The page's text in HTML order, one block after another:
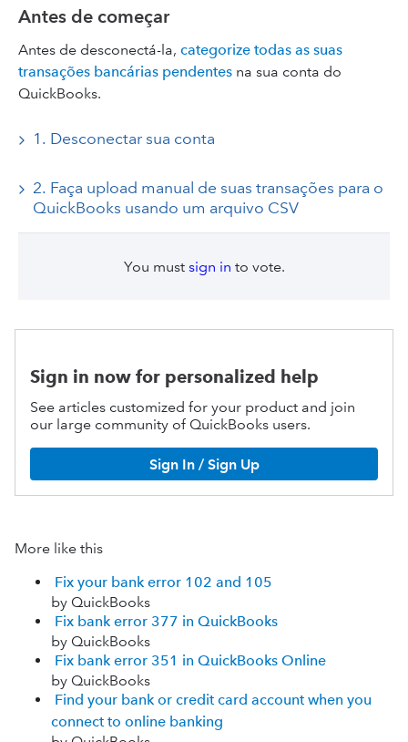
Antes de começar
Antes de desconectá-la, categorize todas as suas
transações bancárias pendentes na sua conta do
QuickBooks.
1. Desconectar sua conta
2. Faça upload manual de suas transações para o
QuickBooks usando um arquivo CSV
You must sign in to vote.
Sign in now for personalized help
See articles customized for your product and join
our large community of QuickBooks users.
Sign In / Sign Up
More like this
Fix your bank error 102 and 105
by QuickBooks
Fix bank error 377 in QuickBooks
by QuickBooks
Fix bank error 351 in QuickBooks Online
by QuickBooks
Find your bank or credit card account when you
connect to online banking